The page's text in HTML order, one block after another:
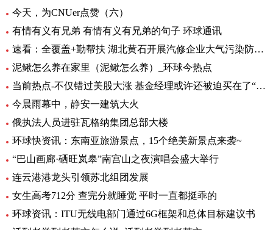
今天，为CNUer点赞（六）
有情有义有兄弟 有情有义有兄弟的句子 环球通讯
速看：全覆盖+勤帮扶 湖北黄石开展汽修企业大气污染防治专项检查
泥鳅怎么养在家里（泥鳅怎么养）_环球今热点
当前热点-不仅错过美股大涨 基金经理或许还被迫买在了“山顶”
今晨雨幕中，静安一建筑大火
俄执法人员进驻瓦格纳集团总部大楼
环球快资讯：东南亚旅游景点，15个绝美新景点来袭~
“巴山画廊·硒旺岚皋”南宫山之夜演唱会盛大举行
连云港港龙头引领苏北组团发展
女生高考712分 查完分就睡觉 平时一直都挺乖的
环球资讯：ITU无线电部门通过6G框架和总体目标建议书